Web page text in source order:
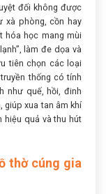
đối không được
xà phòng, cồn hay
hóa học mang mùi
làm đe dọa và
tiên chọn các loại
thống có tính
như quế, hồi, đinh
giúp xua tan âm khí
hiệu quả và thu hút
thờ cúng gia